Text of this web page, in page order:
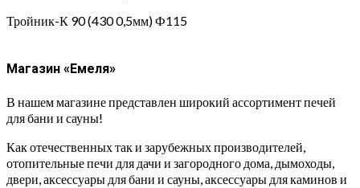
Тройник-К 90 (430 0,5мм) Ф115
Магазин «Емеля»
В нашем магазине представлен широкий ассортимент печей
для бани и сауны!
Как отечественных так и зарубежных производителей,
отопительные печи для дачи и загородного дома, дымоходы,
двери, аксессуары для бани и сауны, аксессуары для каминов и